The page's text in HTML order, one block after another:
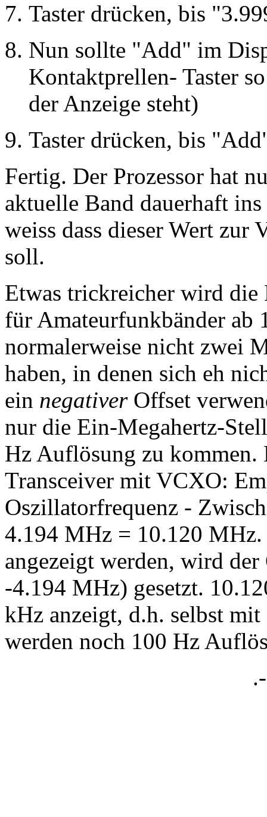
Taster drücken, bis
Nun sollte "Add" im
Kontaktprellen- Taster
der Anzeige steht)
Taster drücken, bis
Fertig. Der Prozessor hat
aktuelle Band dauerhaft
weiss dass dieser Wert zur
soll.
Etwas trickreicher wird die
für Amateurfunkbänder
normalerweise nicht zwei
haben, in denen sich eh
ein negativerOffset
nur die Ein-Megahertz-
Hz Auflösung zu
Transceiver mit VCXO:
Oszillatorfrequenz -
4.194 MHz = 10.120
angezeigt werden, wird
-4.194 MHz) gesetzt.
kHz anzeigt, d.h. selbst
werden noch 100 Hz